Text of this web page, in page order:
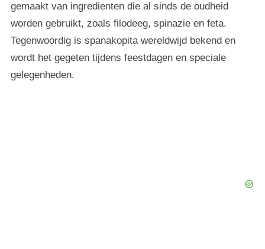
gemaakt van ingredienten die al sinds de oudheid
worden gebruikt, zoals filodeeg, spinazie en feta.
Tegenwoordig is spanakopita wereldwijd bekend en
wordt het gegeten tijdens feestdagen en speciale
gelegenheden.